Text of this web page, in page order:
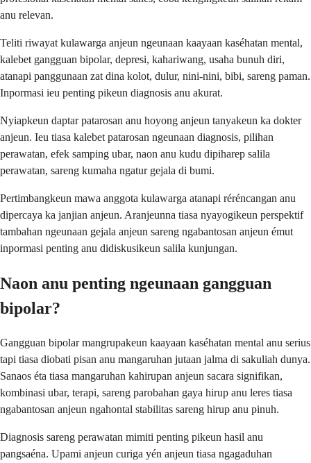
anu relevan.
Teliti riwayat kulawarga anjeun ngeunaan kaayaan kaséhatan mental,
kalebet gangguan bipolar, depresi, kahariwang, usaha bunuh diri,
atanapi panggunaan zat dina kolot, dulur, nini-nini, bibi, sareng paman.
Inpormasi ieu penting pikeun diagnosis anu akurat.
Nyiapkeun daptar patarosan anu hoyong anjeun tanyakeun ka dokter
anjeun. Ieu tiasa kalebet patarosan ngeunaan diagnosis, pilihan
perawatan, efek samping ubar, naon anu kudu dipiharep salila
perawatan, sareng kumaha ngatur gejala di bumi.
Pertimbangkeun mawa anggota kulawarga atanapi réréncangan anu
dipercaya ka janjian anjeun. Aranjeunna tiasa nyayogikeun perspektif
tambahan ngeunaan gejala anjeun sareng ngabantosan anjeun émut
inpormasi penting anu didiskusikeun salila kunjungan.
Naon anu penting ngeunaan gangguan
bipolar?
Gangguan bipolar mangrupakeun kaayaan kaséhatan mental anu serius
tapi tiasa diobati pisan anu mangaruhan jutaan jalma di sakuliah dunya.
Sanaos éta tiasa mangaruhan kahirupan anjeun sacara signifikan,
kombinasi ubar, terapi, sareng parobahan gaya hirup anu leres tiasa
ngabantosan anjeun ngahontal stabilitas sareng hirup anu pinuh.
Diagnosis sareng perawatan mimiti penting pikeun hasil anu
pangsaéna. Upami anjeun curiga yén anjeun tiasa ngagaduhan